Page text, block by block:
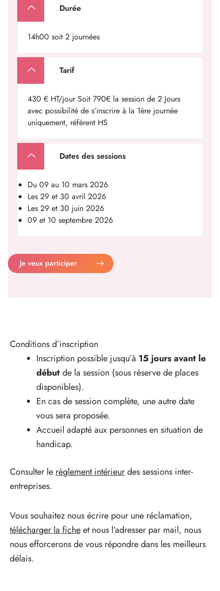
Durée
14h00 soit 2 journées
Tarif
430 € HT/jour Soit 790€ la session de 2 Jours
avec possibilité de s’inscrire à la 1ère journée
uniquement, référent HS
Dates des sessions
Du 09 au 10 mars 2026
Les 29 et 30 avril 2026
Les 29 et 30 juin 2026
09 et 10 septembre 2026
Je veux participer
Conditions d’inscription
Inscription possible jusqu’à 15 jours avant le
débutde la session (sous réserve de places
disponibles).
En cas de session complète, une autre date
vous sera proposée.
Accueil adapté aux personnes en situation de
handicap.
Consulter le règlement intérieurdes sessions inter-
entreprises.
Vous souhaitez nous écrire pour une réclamation,
télécharger la ficheet nous l’adresser par mail, nous
nous efforcerons de vous répondre dans les meilleurs
délais.